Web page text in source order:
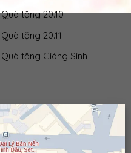
Quà tặng 20.10
Quà tặng 20.11
Quà tặng Giáng Sinh